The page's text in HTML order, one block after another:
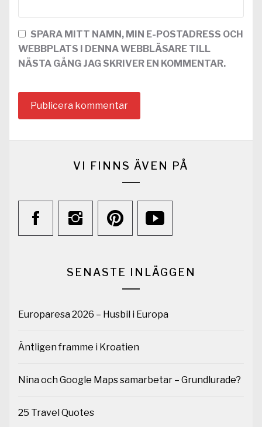
SPARA MITT NAMN, MIN E-POSTADRESS OCH
WEBBPLATS I DENNA WEBBLÄSARE TILL
NÄSTA GÅNG JAG SKRIVER EN KOMMENTAR.
VI FINNS ÄVEN PÅ
SENASTE INLÄGGEN
Europaresa 2026 – Husbil i Europa
Äntligen framme i Kroatien
Nina och Google Maps samarbetar – Grundlurade?
25 Travel Quotes